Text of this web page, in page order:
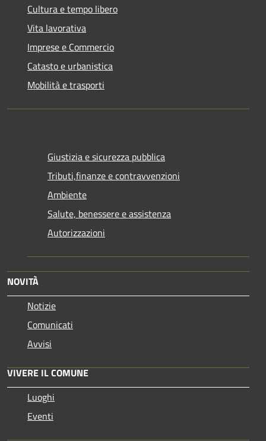
Cultura e tempo libero
Vita lavorativa
Imprese e Commercio
Catasto e urbanistica
Mobilità e trasporti
Giustizia e sicurezza pubblica
Tributi,finanze e contravvenzioni
Ambiente
Salute, benessere e assistenza
Autorizzazioni
NOVITÀ
Notizie
Comunicati
Avvisi
VIVERE IL COMUNE
Luoghi
Eventi